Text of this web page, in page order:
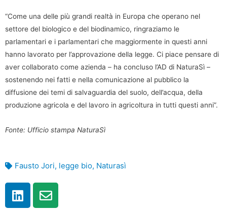
“Come una delle più grandi realtà in Europa che operano nel
settore del biologico e del biodinamico, ringraziamo le
parlamentari e i parlamentari che maggiormente in questi anni
hanno lavorato per l’approvazione della legge. Ci piace pensare di
aver collaborato come azienda – ha concluso l’AD di NaturaSì –
sostenendo nei fatti e nella comunicazione al pubblico la
diffusione dei temi di salvaguardia del suolo, dell’acqua, della
produzione agricola e del lavoro in agricoltura in tutti questi anni”.
Fonte: Ufficio stampa NaturaSì
Fausto Jori, legge bio, Naturasì